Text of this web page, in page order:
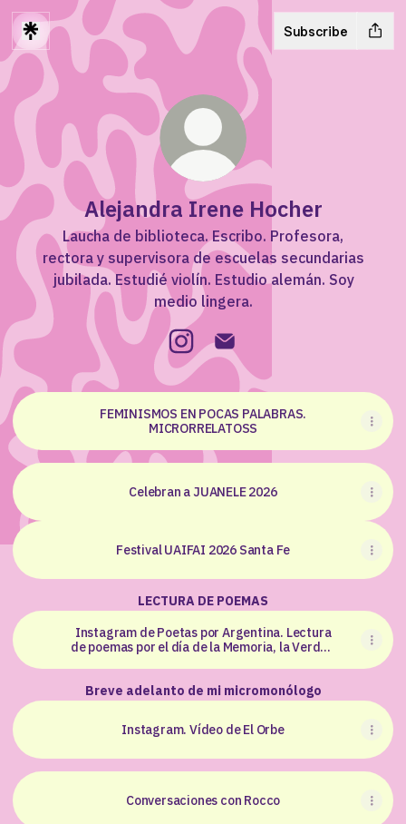
Subscribe
Alejandra Irene Hocher
Laucha de biblioteca. Escribo. Profesora,
rectora y supervisora de escuelas secundarias
jubilada. Estudié violín. Estudio alemán. Soy
medio lingera.
Alejandra Irene Hocher
Alejandra Irene Hocher
FEMINISMOS EN POCAS PALABRAS.
MICRORRELATOSS
Celebran a JUANELE 2026
Festival UAIFAI 2026 Santa Fe
LECTURA DE POEMAS
Instagram de Poetas por Argentina. Lectura
de poemas por el día de la Memoria, la Verdad
Breve adelanto de mi micromonólogo
Instagram. Vídeo de El Orbe
Conversaciones con Rocco